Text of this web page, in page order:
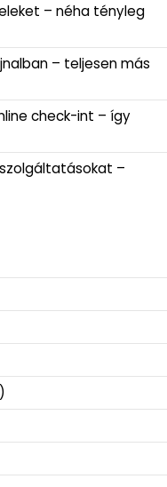
– néha tényleg
– teljesen más
check-int – így
–